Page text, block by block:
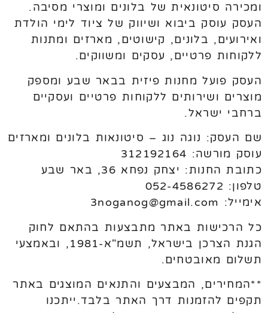
ומכירה סיטונאית של בלונים ומוצרי מסיבה.
העסק עוסק ביבוא ושיווק של ציוד לימי הולדת
ואירועים, בלונים, קישוטים, מארזים ומתנות
ללקוחות פרטיים, עסקים ומשווקים.
העסק פועל מחנות פיזית בבאר שבע ומספק
מוצרים ושירותים ללקוחות פרטיים ועסקיים
ברחבי ישראל.
שם העסק: נוגה נוג – סיטונאות בלונים ומארזים
עוסק מורשה: 312192164
כתובת החנות: יצחק נפחא 36, באר שבע
טלפון: 052-4586272
אימייל: 3noganog@gmail.com
כל הרכישות באתר מתבצעות בהתאם לחוק
הגנת הצרכן בישראל, תשמ"א-1981, ובאמצעי
תשלום מאובטחים.
**המחירים, המבצעים והתנאים המוצגים באתר
תקפים להזמנות דרך האתר בלבד.ייתכנו